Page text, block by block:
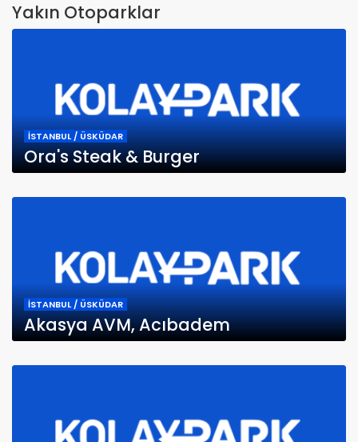
Yakın Otoparklar
İSTANBUL / ÜSKÜDAR
Ora's Steak & Burger
İSTANBUL / ÜSKÜDAR
Akasya AVM, Acıbadem